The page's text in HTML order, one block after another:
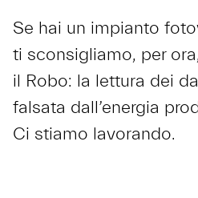
Se hai un impianto
ti sconsigliamo, per
il Robo: la lettura dei
falsata dall’energia
Ci stiamo lavorando.